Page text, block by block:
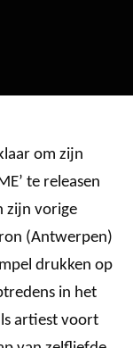
om zijn
te releasen
zijn vorige
(Antwerpen)
drukken op
in het
artiest voort